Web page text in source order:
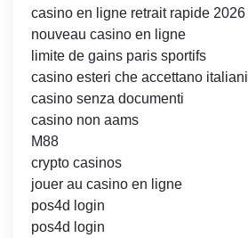
casino en ligne retrait rapide 2026
nouveau casino en ligne
limite de gains paris sportifs
casino esteri che accettano italiani
casino senza documenti
casino non aams
M88
crypto casinos
jouer au casino en ligne
pos4d login
pos4d login